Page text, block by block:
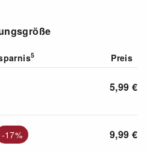
5 Preis
5,99 €
-17% 9,99 €